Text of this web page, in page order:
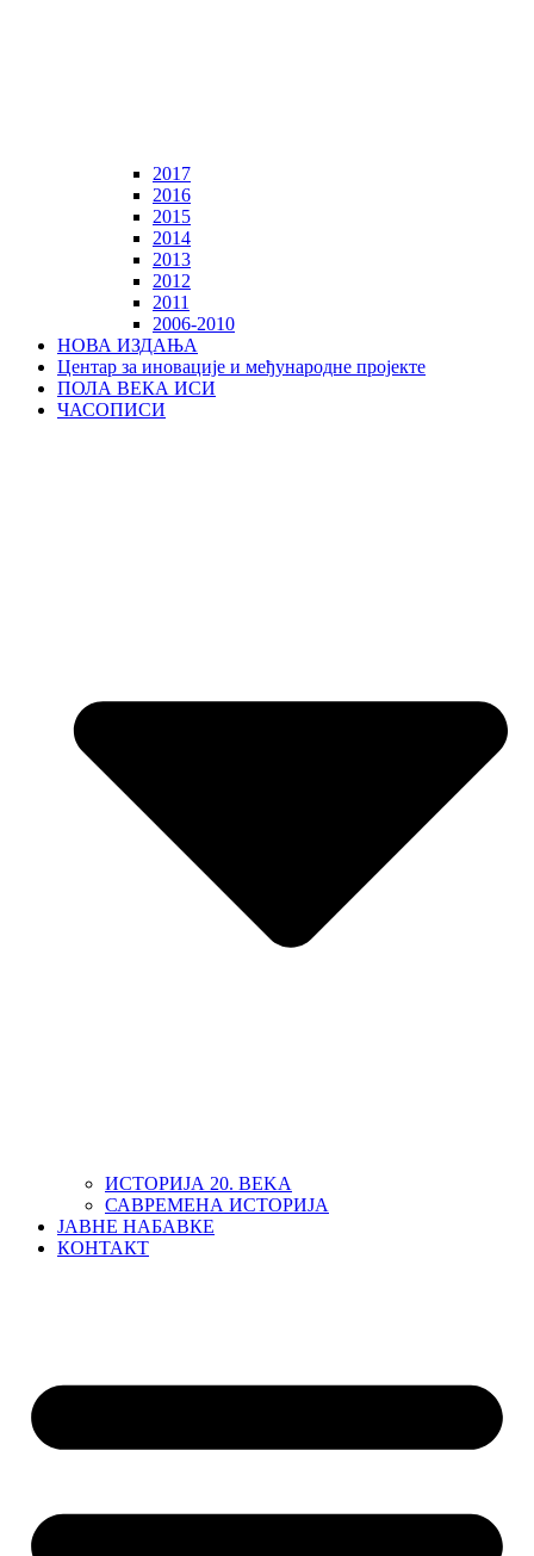
2017
2016
2015
2014
2013
2012
2011
2006-2010
НОВА ИЗДАЊА
Центар за иновације и међународне пројекте
ПОЛА ВЕКА ИСИ
ЧАСОПИСИ
ИСТОРИЈА 20. ВЕKА
САВРЕМЕНА ИСТОРИЈА
ЈАВНЕ НАБАВКЕ
КОНТАКТ